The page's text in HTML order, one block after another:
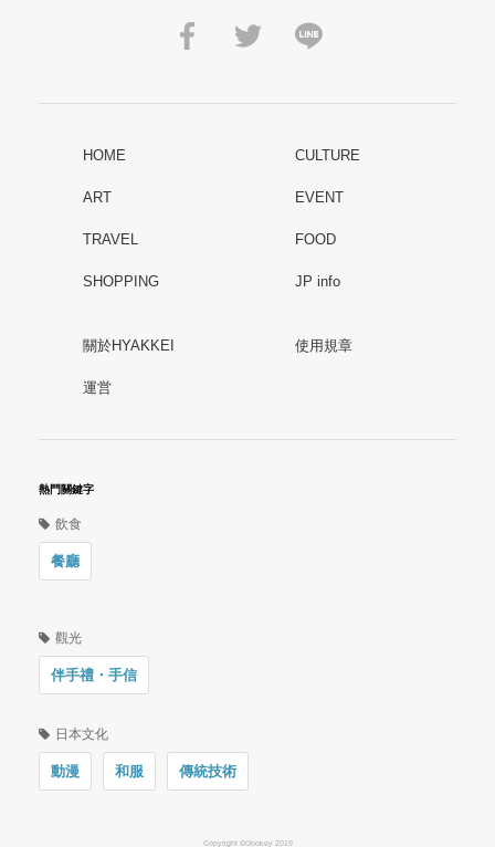
HOME CULTURE
ART EVENT
TRAVEL FOOD
SHOPPING JP info
關於HYAKKEI 使用規章
運営
熱門關鍵字
飲食
餐廳
觀光
伴手禮・手信
日本文化
動漫 和服 傳統技術
Copyright ©Oookey 2019